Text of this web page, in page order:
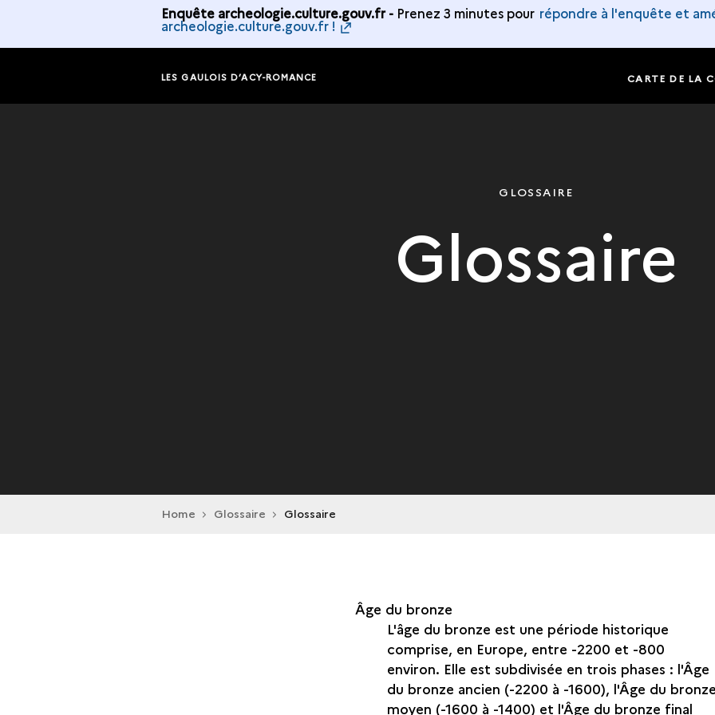
Enquête archeologie.culture.gouv.fr - Prenez 3 minutes pour répondre à l'enquête et
archeologie.culture.gouv.fr !
LES GAULOIS D’ACY-ROMANCE CARTE DE LA
GLOSSAIRE
Glossaire
Home Glossaire Glossaire
Âge du bronze
L'âge du bronze est une période historique
comprise, en Europe, entre -2200 et -800
environ. Elle est subdivisée en trois phases : l'Âge
du bronze ancien (-2200 à -1600), l'Âge du bronze
moyen (-1600 à -1400) et l'Âge du bronze final